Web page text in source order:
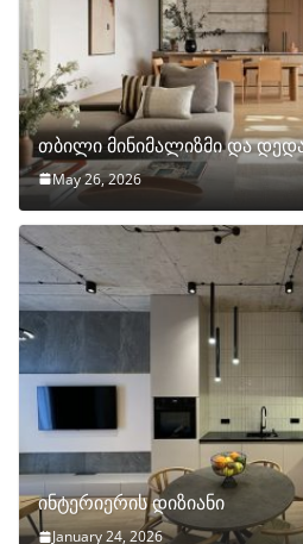
თბილი მინიმალიზმი და
May 26, 2026
ინტერიერის დიზიანი
January 24, 2026